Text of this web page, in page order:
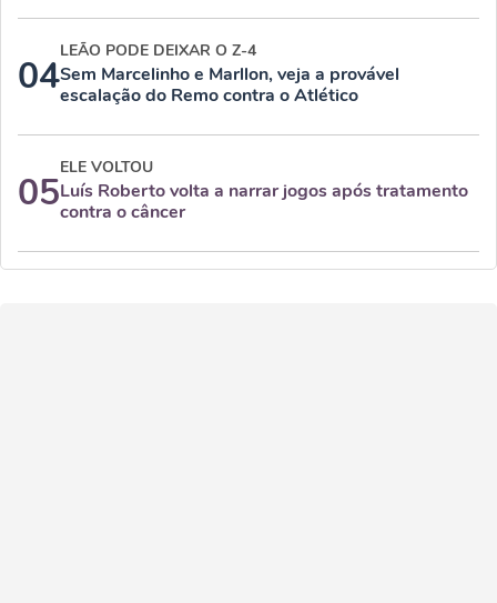
04
LEÃO PODE DEIXAR O Z-4
Sem Marcelinho e Marllon, veja a provável
escalação do Remo contra o Atlético
05
ELE VOLTOU
Luís Roberto volta a narrar jogos após tratamento
contra o câncer